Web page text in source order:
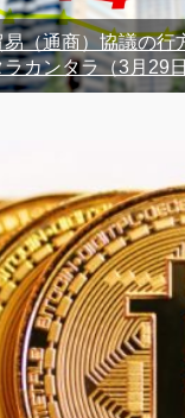
（通商）協議の行
カンタラ（3月29